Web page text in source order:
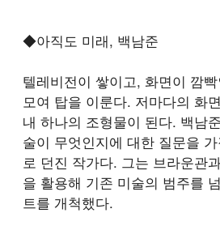
◆아직도 미래, 백남준
텔레비전이 쌓이고, 화면이 깜
모여 탑을 이룬다. 저마다의 화
내 하나의 조형물이 된다. 백남
술이 무엇인지에 대한 질문을
로 던진 작가다. 그는 브라운관
을 활용해 기존 미술의 범주를
트를 개척했다.